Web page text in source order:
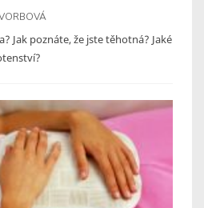
Jak poznáte, že jste těhotná? Jaké